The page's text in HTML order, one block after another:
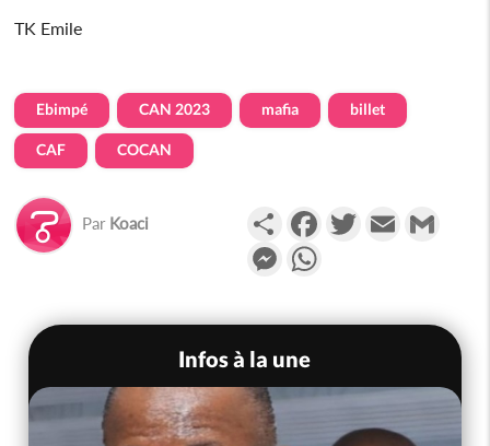
TK Emile
Ebimpé CAN 2023 mafia billet
CAF COCAN
Par Koaci PartagerFacebookTwitterEmail
Messenger
Infos à la une